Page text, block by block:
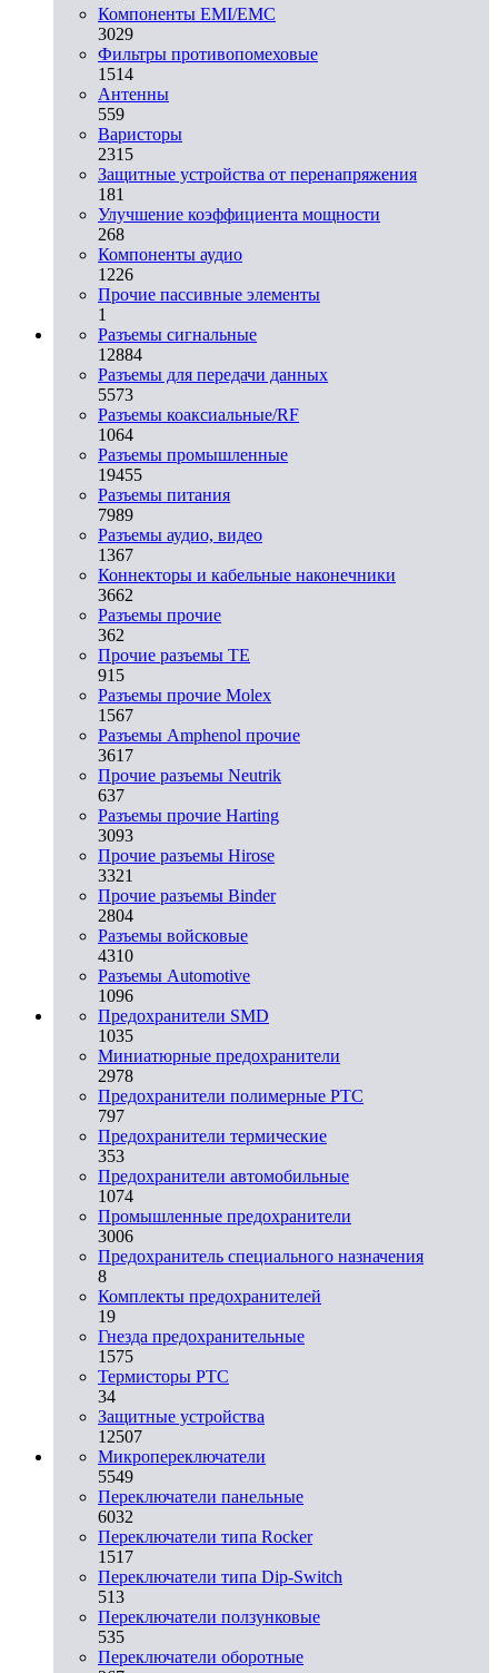
Компоненты EMI/EMC
3029
Фильтры противопомеховые
1514
Антенны
559
Варисторы
2315
Защитные устройства от перенапряжения
181
Улучшение коэффициента мощности
268
Компоненты аудио
1226
Прочие пассивные элементы
1
Разъeмы сигнальные
12884
Разъeмы для передачи данных
5573
Разъeмы коаксиальные/RF
1064
Разъeмы промышленные
19455
Разъeмы питания
7989
Разъeмы аудио, видео
1367
Коннекторы и кабельные наконечники
3662
Разъeмы прочие
362
Прочие разъемы TE
915
Разъемы прочие Molex
1567
Разъемы Amphenol прочие
3617
Прочие разъемы Neutrik
637
Разъемы прочие Harting
3093
Прочие разъемы Hirose
3321
Прочие разъемы Binder
2804
Разъемы войсковые
4310
Разъeмы Automotive
1096
Предохранители SMD
1035
Миниатюрные предохранители
2978
Предохранители полимерные PTC
797
Предохранители термические
353
Предохранители автомобильные
1074
Промышленные предохранители
3006
Предохранитель специального назначения
8
Комплекты предохранителей
19
Гнезда предохранительные
1575
Термисторы PTC
34
Защитные устройства
12507
Микропереключатели
5549
Переключатели панельные
6032
Переключатели типа Rocker
1517
Переключатели типа Dip-Switch
513
Переключатели ползунковые
535
Переключатели оборотные